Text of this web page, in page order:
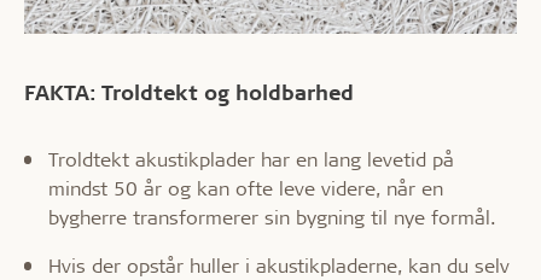
FAKTA: Troldtekt og holdbarhed
Troldtekt akustikplader har en lang levetid på
mindst 50 år og kan ofte leve videre, når en
bygherre transformerer sin bygning til nye formål.
Hvis der opstår huller i akustikpladerne, kan du selv